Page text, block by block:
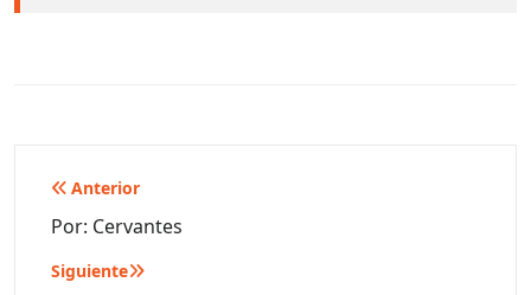
Navegación
de
entradas
Anterior
Por: Cervantes
Siguiente